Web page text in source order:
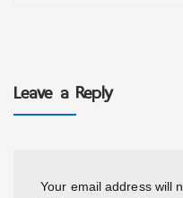
Leave a Reply
Your email address will